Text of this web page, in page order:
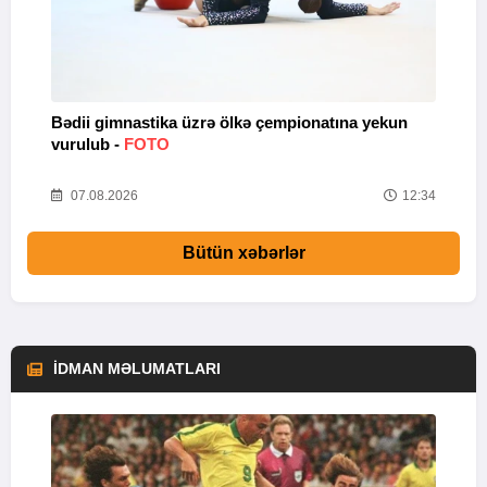
Bədii gimnastika üzrə ölkə çempionatına yekun
vurulub - FOTO
07.08.2026 12:34
Bütün xəbərlər
İDMAN MƏLUMATLARI